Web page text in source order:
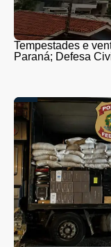
Tempestades e
Paraná; Defesa